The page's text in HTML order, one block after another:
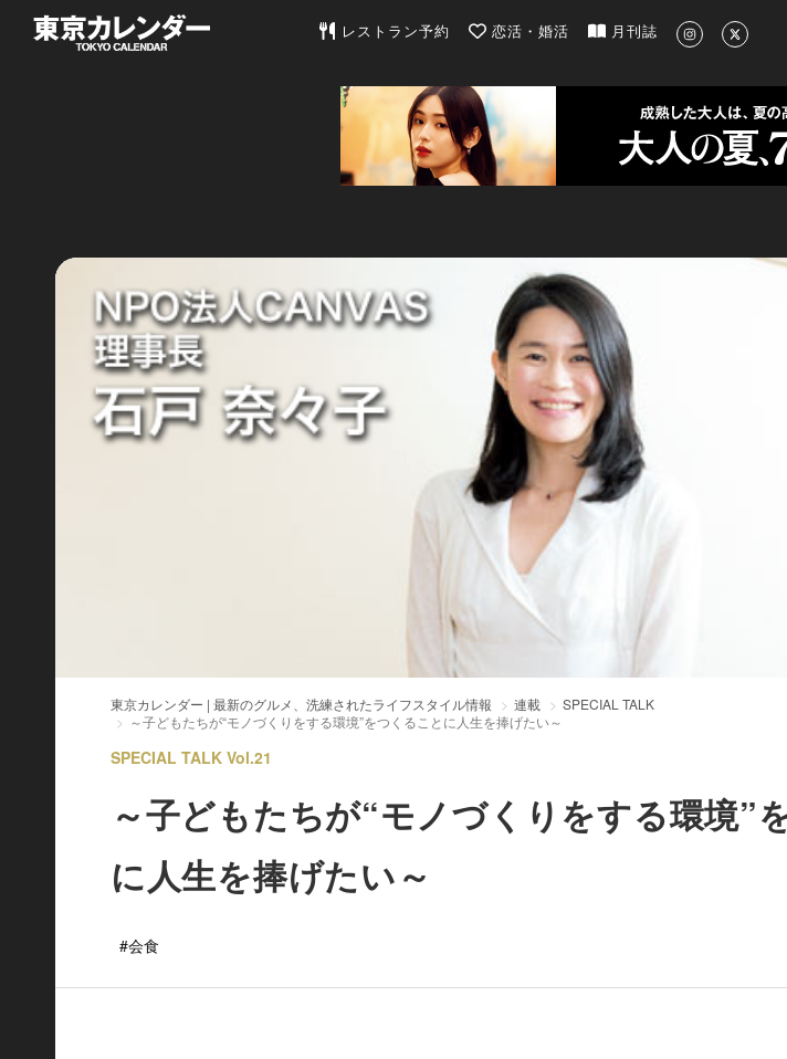
東京カレンダー | 最新のグルメ、洗練されたライフスタイル情報
レストラン予約 恋活・婚活 月刊誌
東京カレンダー | 最新のグルメ、洗練されたライフスタイル情報 連載
SPECIAL TALK
～子どもたちが“モノづくりをする環境”をつくることに人生を捧げたい～
SPECIAL TALK Vol.21
～子どもたちが“モノづくりをする環境”
に人生を捧げたい～
#会食